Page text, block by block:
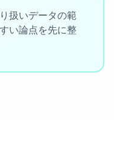
扱いデータの範
い論点を先に整